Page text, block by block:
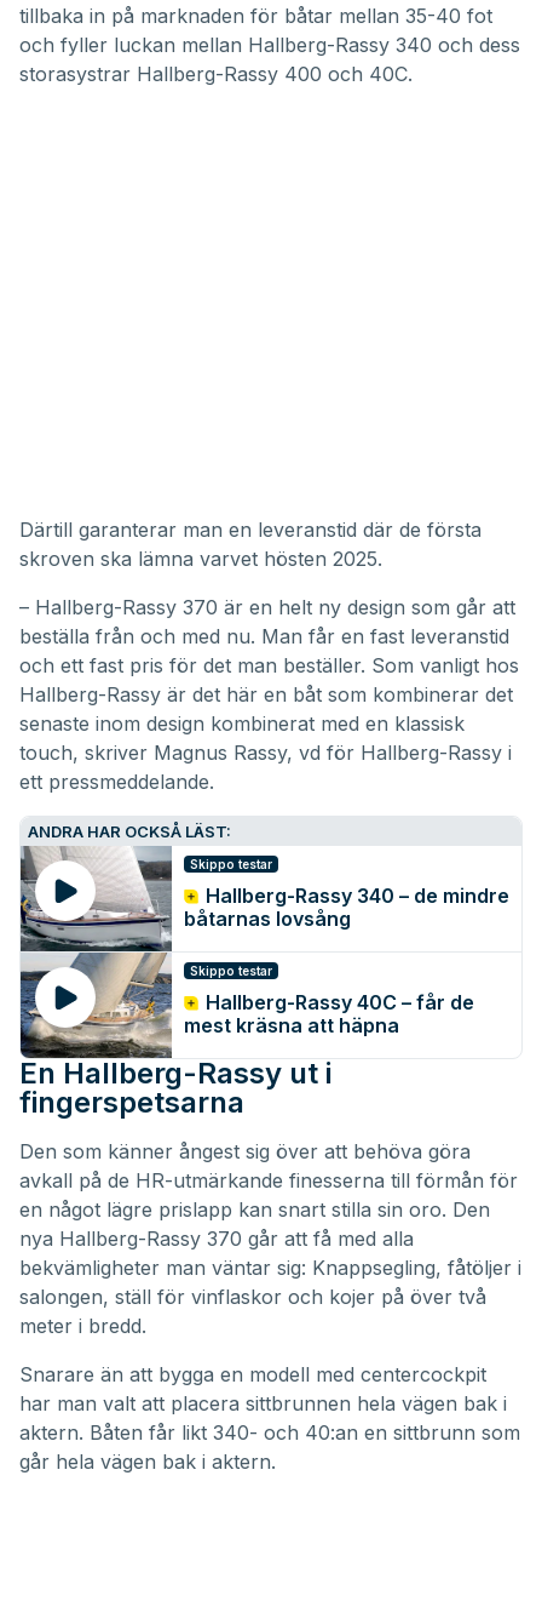
tillbaka in på marknaden för båtar mellan 35-40 fot
och fyller luckan mellan Hallberg-Rassy 340 och dess
storasystrar Hallberg-Rassy 400 och 40C.
Därtill garanterar man en leveranstid där de första
skroven ska lämna varvet hösten 2025.
– Hallberg-Rassy 370 är en helt ny design som går att
beställa från och med nu. Man får en fast leveranstid
och ett fast pris för det man beställer. Som vanligt hos
Hallberg-Rassy är det här en båt som kombinerar det
senaste inom design kombinerat med en klassisk
touch, skriver Magnus Rassy, vd för Hallberg-Rassy i
ett pressmeddelande.
ANDRA HAR OCKSÅ LÄST:
Skippo testar
båtarnas lovsång
Skippo testar
mest kräsna att häpna
En Hallberg-Rassy ut i
fingerspetsarna
Den som känner ångest sig över att behöva göra
avkall på de HR-utmärkande finesserna till förmån för
en något lägre prislapp kan snart stilla sin oro. Den
nya Hallberg-Rassy 370 går att få med alla
bekvämligheter man väntar sig: Knappsegling, fåtöljer i
salongen, ställ för vinflaskor och kojer på över två
meter i bredd.
Snarare än att bygga en modell med centercockpit
har man valt att placera sittbrunnen hela vägen bak i
aktern. Båten får likt 340- och 40:an en sittbrunn som
går hela vägen bak i aktern.